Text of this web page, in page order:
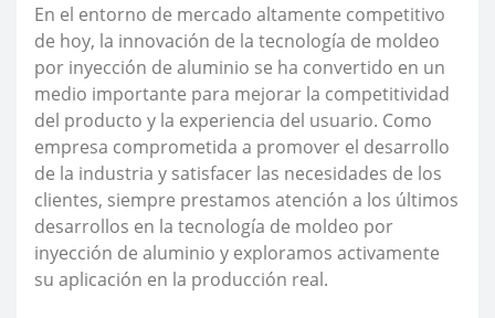
En el entorno de mercado altamente competitivo
de hoy, la innovación de la tecnología de moldeo
por inyección de aluminio se ha convertido en un
medio importante para mejorar la competitividad
del producto y la experiencia del usuario. Como
empresa comprometida a promover el desarrollo
de la industria y satisfacer las necesidades de los
clientes, siempre prestamos atención a los últimos
desarrollos en la tecnología de moldeo por
inyección de aluminio y exploramos activamente
su aplicación en la producción real.